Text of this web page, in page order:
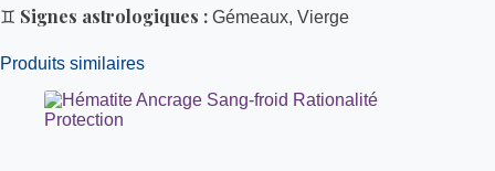
♊ Signes astrologiques : Gémeaux, Vierge
Produits similaires